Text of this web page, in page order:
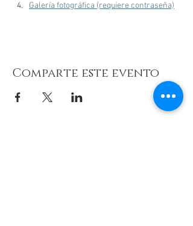
Galería fotográfica (requiere contraseña)
Comparte este evento